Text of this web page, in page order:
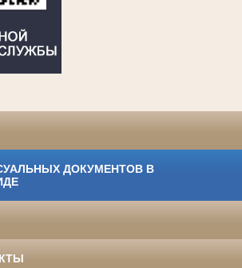
ДОКУМЕНТОВ В